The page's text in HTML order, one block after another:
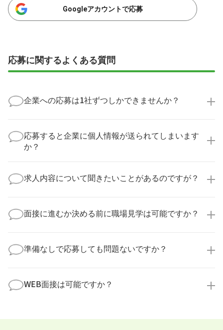
Googleアカウントで応募
応募に関するよくある質問
企業への応募は1社ずつしかできませんか？
実際に医療キャリアナビを利用して転職に成功した方
の多くは、複数応募して自分に合った職場を選ばれて
います。
応募すると企業に個人情報が送られてしまいます
か？
業様に個人情報が送られることはありません！
より詳細な求人情報をご確認いただいた上で、転職希
求人内容について聞きたいことがあるのですが？
してお答えいたします。
勤務体制や職場の雰囲気、研修制度など、どんな小さ
す！
面接に進むか決める前に職場見学は可能ですか？
積極的に受け入れています。実際の職場環境や働く人
の様子を見ることで、より安心してご判断いただけま
ださい！
準備なしで応募しても問題ないですか？
まで、一からサポートいたします。「転職を考え始め
たばかり」「何から始めればいいか分からない」とい
WEB面接は可能ですか？
すめしていますが、企業様によってはWEB面接を導入